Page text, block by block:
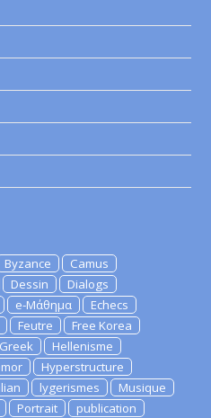
Byzance
Camus
Dessin
Dialogs
e-Μάθημα
Echecs
Feutre
Free Korea
Greek
Hellenisme
Hyperstructure
lygerismes
Musique
Portrait
publication